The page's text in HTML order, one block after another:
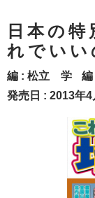
日本の
れでいい
編 : 松立 学 編
発売日 : 2013年4